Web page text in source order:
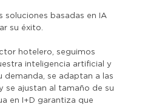
soluciones basadas en IA
su éxito.
hotelero, seguimos
inteligencia artificial y
demanda, se adaptan a las
se ajustan al tamaño de su
en I+D garantiza que